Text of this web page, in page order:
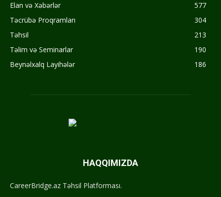
Elan və Xəbərlər
577
Təcrübə Proqramları
304
Təhsil
213
Təlim və Seminarlar
190
Beynəlxalq Layihələr
186
HAQQIMIZDA
CareerBridge.az Təhsil Platforması.